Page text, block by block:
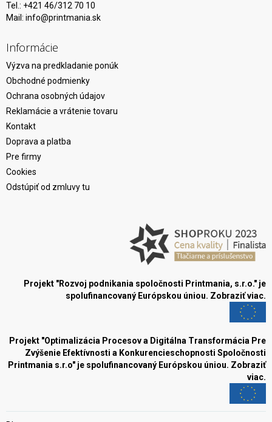
Tel.: +421 46/312 70 10
Mail: info@printmania.sk
Informácie
Výzva na predkladanie ponúk
Obchodné podmienky
Ochrana osobných údajov
Reklamácie a vrátenie tovaru
Kontakt
Doprava a platba
Pre firmy
Cookies
Odstúpiť od zmluvy tu
Projekt "Rozvoj podnikania spoločnosti Printmania, s.r.o." je
spolufinancovaný Európskou úniou. Zobraziť viac.
Projekt "Optimalizácia Procesov a Digitálna Transformácia Pre
Zvýšenie Efektívnosti a Konkurencieschopnosti Spoločnosti
Printmania s.r.o" je spolufinancovaný Európskou úniou. Zobraziť
viac.